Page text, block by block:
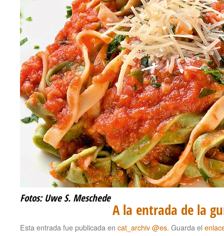
Fotos: Uwe S. Meschede
A la entrada de la
Esta entrada fue publicada en cat_archiv @es. Guarda el